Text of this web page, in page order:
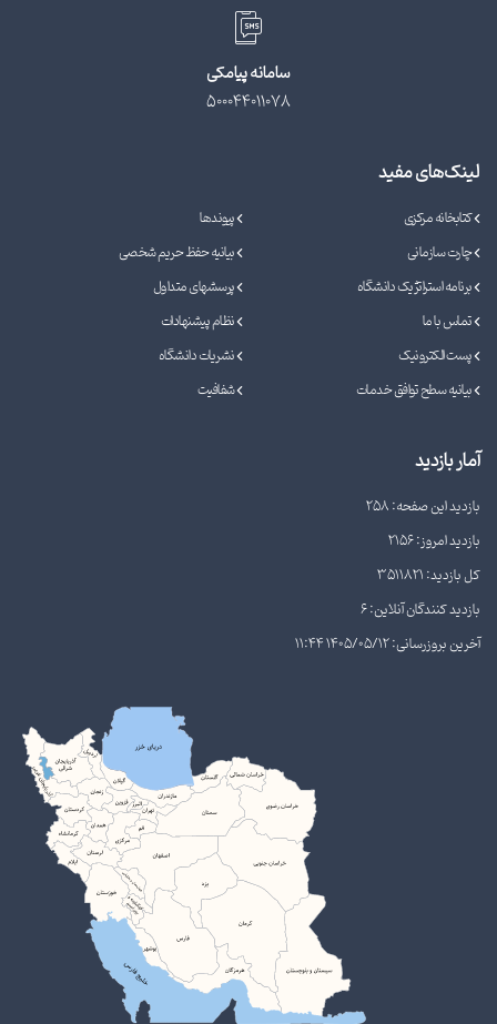
سامانه پیامکی
500044011078
لینک‌های مفید
کتابخانه مرکزی
پیوندها
چارت سازمانی
بیانیه حفظ حریم شخصی
برنامه استراتژیک دانشگاه
پرسشهای متداول
تماس با ما
نظام پیشنهادات
پست الکترونیک
نشریات دانشگاه
بیانیه سطح توافق خدمات
شفافیت
آمار بازدید
بازدید این صفحه: 258
بازدید امروز: 2156
کل بازدید: 3511821
بازدید کنندگان آنلاین: 6
آخرین بروزرسانی: 1405/05/12 11:44